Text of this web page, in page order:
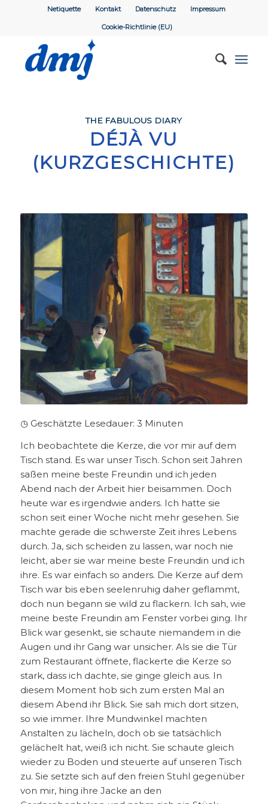
Netiquette Kontakt Datenschutz Impressum
Cookie-Richtlinie (EU)
THE FABULOUS DIARY
DÉJÀ VU
(KURZGESCHICHTE)
◷ Geschätzte Lesedauer: 3 Minuten
Ich beobachtete die Kerze, die vor mir auf dem
Tisch stand. Es war unser Tisch. Schon seit Jahren
saßen meine beste Freundin und ich jeden
Abend nach der Arbeit hier beisammen. Doch
heute war es irgendwie anders. Ich hatte sie
schon seit einer Woche nicht mehr gesehen. Sie
machte gerade die schwerste Zeit ihres Lebens
durch. Ja, sich scheiden zu lassen, war noch nie
leicht, aber sie war meine beste Freundin und ich
ihre. Es war einfach so anders. Die Kerze auf dem
Tisch war bis eben seelenruhig daher geflammt,
doch nun begann sie wild zu flackern. Ich sah, wie
meine beste Freundin am Fenster vorbei ging. Ihr
Blick war gesenkt, sie schaute niemandem in die
Augen und ihr Gang war unsicher. Als sie die Tür
zum Restaurant öffnete, flackerte die Kerze so
stark, dass ich dachte, sie ginge gleich aus. In
diesem Moment hob sich zum ersten Mal an
diesem Abend ihr Blick. Sie sah mich dort sitzen,
so wie immer. Ihre Mundwinkel machten
Anstalten zu lächeln, doch ob sie tatsächlich
gelächelt hat, weiß ich nicht. Sie schaute gleich
wieder zu Boden und steuerte auf unseren Tisch
zu. Sie setzte sich auf den freien Stuhl gegenüber
von mir, hing ihre Jacke an den